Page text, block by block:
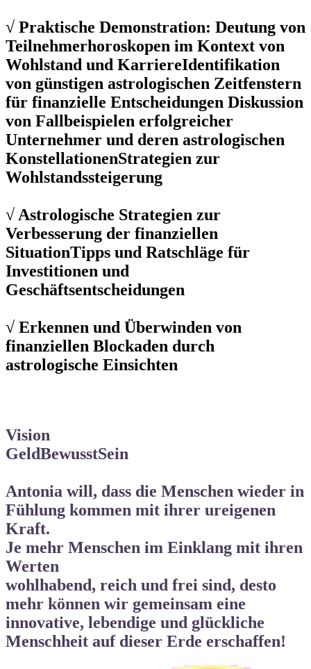
√ Praktische Demonstration: Deutung von
Teilnehmerhoroskopen im Kontext von
Wohlstand und KarriereIdentifikation
von günstigen astrologischen Zeitfenstern
für finanzielle Entscheidungen Diskussion
von Fallbeispielen erfolgreicher
Unternehmer und deren astrologischen
KonstellationenStrategien zur
Wohlstandssteigerung
√ Astrologische Strategien zur
Verbesserung der finanziellen
SituationTipps und Ratschläge für
Investitionen und
Geschäftsentscheidungen
√ Erkennen und Überwinden von
finanziellen Blockaden durch
astrologische Einsichten
Vision
GeldBewusstSein
Antonia will, dass die Menschen wieder in
Fühlung kommen mit ihrer ureigenen
Kraft.
Je mehr Menschen im Einklang mit ihren
Werten
wohlhabend, reich und frei sind, desto
mehr können wir gemeinsam eine
innovative, lebendige und glückliche
Menschheit auf dieser Erde erschaffen!